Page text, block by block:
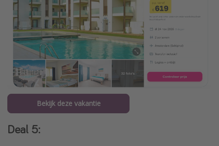
Bekijk deze vakantie
Deal 5: